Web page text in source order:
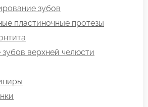
зубов
пластиночные протезы
верхней челюсти